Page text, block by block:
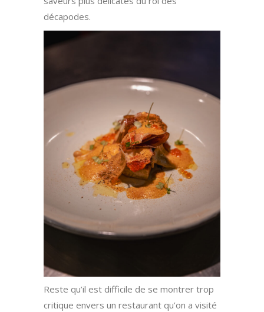
décapodes.
Reste qu’il est difficile de se montrer trop
critique envers un restaurant qu’on a visité